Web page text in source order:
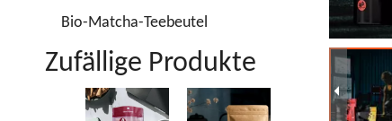
Bio-Matcha-Teebeutel
Zufällige Produkte
Nachhaltige